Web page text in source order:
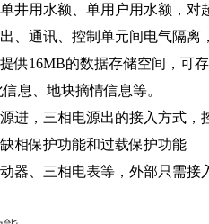
井用水额、单用户用水额，对
、通讯、控制单元间电气隔离
提供16MB的数据存储空间，可
息、地块摘情信息等。
进，三相电源出的接入方式，
相保护功能和过载保护功能
动器、三相电表等，外部只需接